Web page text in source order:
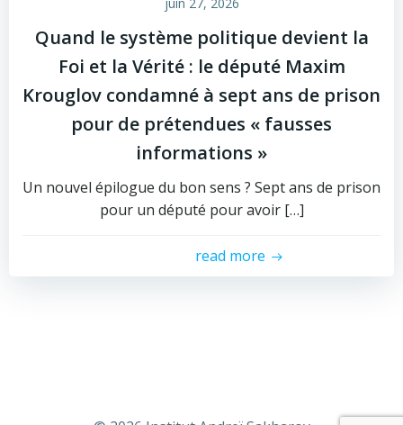
Quand le système politique devient la
Foi et la Vérité : le député Maxim
Krouglov condamné à sept ans de prison
pour de prétendues « fausses
informations »
Un nouvel épilogue du bon sens ? Sept ans de prison
pour un député pour avoir […]
read more